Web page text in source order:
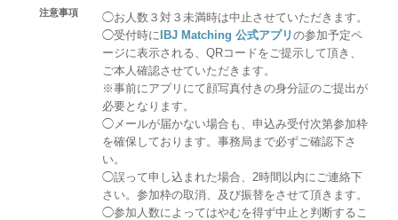
注意事項
◯お人数３対３未満時は中止させていただきます。
◯受付時に IBJ Matching 公式アプリ の参加予定ペ
ージに表示される、QRコードをご提示して頂き、
ご本人確認させていただきます。
※事前にアプリにて顔写真付きの身分証のご提出が
必要となります。
◯メールが届かない場合も、申込み受付次第参加枠
を確保しております。事務局まで必ずご確認下さ
い。
◯誤って申し込まれた場合、2時間以内にご連絡下
さい。参加枠の取消、及び振替をさせて頂きます。
◯参加人数によってはやむを得ず中止と判断するこ